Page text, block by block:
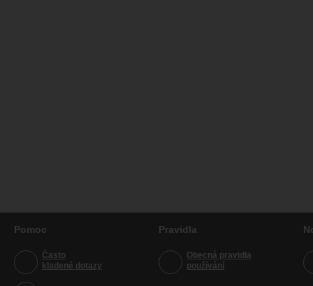
Pomoc
Často
kladené dotazy
Pravidla
Obecná pravidla
používání